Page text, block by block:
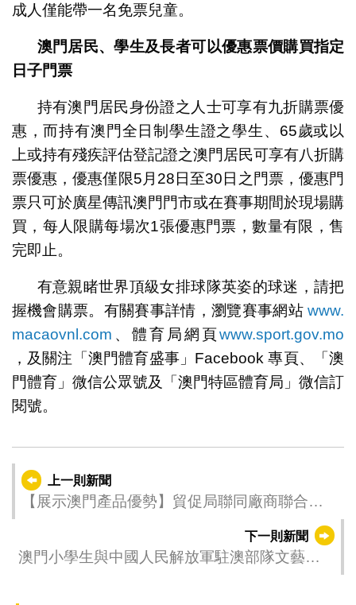
成人僅能帶一名免票兒童。
澳門居民、學生及長者可以優惠票價購買指定
日子門票
持有澳門居民身份證之人士可享有九折購票優
惠，而持有澳門全日制學生證之學生、65歲或以
上或持有殘疾評估登記證之澳門居民可享有八折購
票優惠，優惠僅限5月28日至30日之門票，優惠門
票只可於廣星傳訊澳門門市或在賽事期間於現場購
買，每人限購每場次1張優惠門票，數量有限，售
完即止。
有意親睹世界頂級女排球隊英姿的球迷，請把
握機會購票。有關賽事詳情，瀏覽賽事網站www.
macaovnl.com 、體育局網頁www.sport.gov.mo
，及關注「澳門體育盛事」Facebook 專頁、「澳
門體育」微信公眾號及「澳門特區體育局」微信訂
閱號。
上一則新聞
【展示澳門產品優勢】貿促局聯同廠商聯合會
下一則新聞
澳門小學生與中國人民解放軍駐澳部隊文藝表